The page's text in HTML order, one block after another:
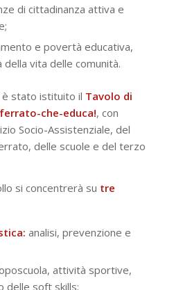
di cittadinanza attiva e
e povertà educativa,
della vita delle comunità.
è stato istituito il Tavolo di
che-educa!, con
Socio-Assistenziale, del
delle scuole e del terzo
si concentrerà su tre
analisi, prevenzione e
attività sportive,
delle soft skills;